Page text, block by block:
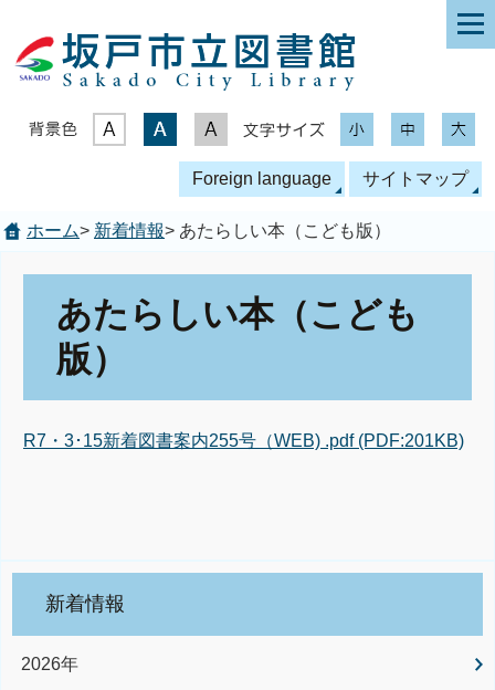
文字サイズ
表示色
Foreign language サイトマップ
ホーム> 新着情報> あたらしい本（こども版）
あたらしい本（こども
版）
R7・3･15新着図書案内255号（WEB) .pdf (PDF:201KB)
新着情報
2026年